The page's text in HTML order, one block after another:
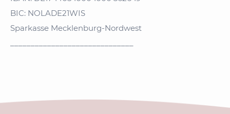
BIC: NOLADE21WIS
Sparkasse Mecklenburg-Nordwest